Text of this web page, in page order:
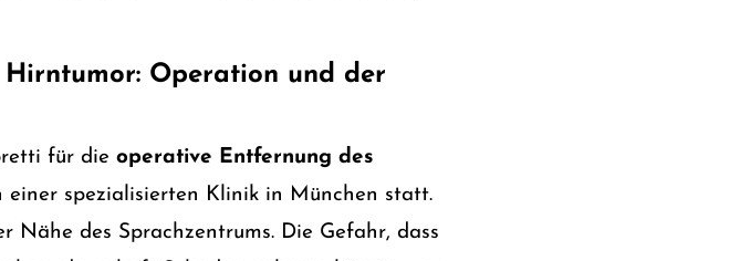
Operation und der
für die operative Entfernung des
spezialisierten Klinik in München statt.
Nähe des Sprachzentrums. Die Gefahr, dass